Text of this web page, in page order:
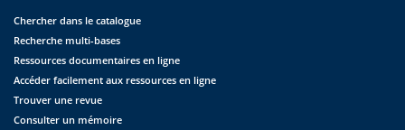
Chercher dans le catalogue
Recherche multi-bases
Ressources documentaires en ligne
Accéder facilement aux ressources en ligne
Trouver une revue
Consulter un mémoire